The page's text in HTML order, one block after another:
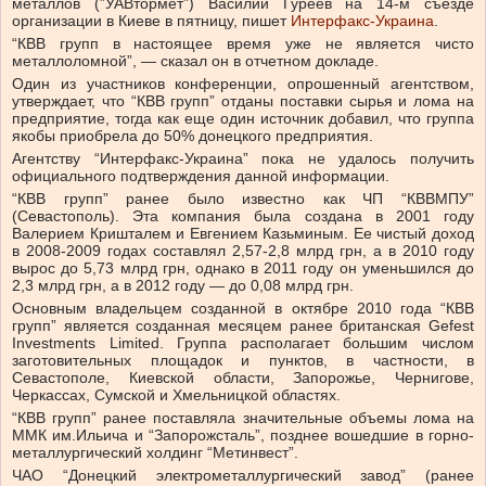
металлов (”УАВтормет”) Василий Гуреев на 14-м съезде
организации в Киеве в пятницу, пишет Интерфакс-Украина.
“КВВ групп в настоящее время уже не является чисто
металлоломной”, — сказал он в отчетном докладе.
Один из участников конференции, опрошенный агентством,
утверждает, что “КВВ групп” отданы поставки сырья и лома на
предприятие, тогда как еще один источник добавил, что группа
якобы приобрела до 50% донецкого предприятия.
Агентству “Интерфакс-Украина” пока не удалось получить
официального подтверждения данной информации.
“КВВ групп” ранее было известно как ЧП “КВВМПУ”
(Севастополь). Эта компания была создана в 2001 году
Валерием Кришталем и Евгением Казьминым. Ее чистый доход
в 2008-2009 годах составлял 2,57-2,8 млрд грн, а в 2010 году
вырос до 5,73 млрд грн, однако в 2011 году он уменьшился до
2,3 млрд грн, а в 2012 году — до 0,08 млрд грн.
Основным владельцем созданной в октябре 2010 года “КВВ
групп” является созданная месяцем ранее британская Gefest
Investments Limited. Группа располагает большим числом
заготовительных площадок и пунктов, в частности, в
Севастополе, Киевской области, Запорожье, Чернигове,
Черкассах, Сумской и Хмельницкой областях.
“КВВ групп” ранее поставляла значительные объемы лома на
ММК им.Ильича и “Запорожсталь”, позднее вошедшие в горно-
металлургический холдинг “Метинвест”.
ЧАО “Донецкий электрометаллургический завод” (ранее